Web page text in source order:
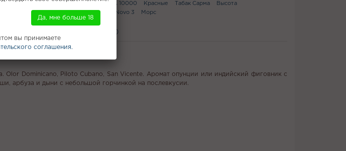
Narkoz POD Капучино WAKA PA 10000 Красные Табак Сарма
Высота
Vortex Hookah
Smok Novo 3 Морс
Отзывы (0)
D21 20г
Olor Dominicano, Piloto Cubano, San Vicente. Аромат опунции или индийский фиговник с
арбуза и дыни с небольшой горчинкой на послевкусии.
Да, мне больше 18
вы принимаете
соглашения.